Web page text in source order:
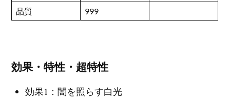
品質
999
効果・特性・超特性
効果1：闇を照らす白光